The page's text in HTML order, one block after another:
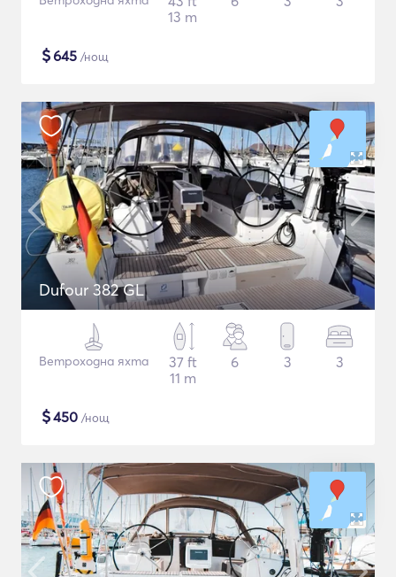
13 m
$645 /нощ
Dufour 382 GL
Ветроходна яхта
37 ft
11 m
6 3 3
$450 /нощ